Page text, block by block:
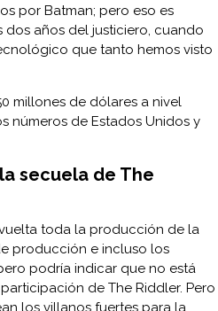
por Batman; pero eso es
dos años del justiciero, cuando
que tanto hemos visto
millones de dólares a nivel
números de Estados Unidos y
secuela de The
toda la producción de la
producción e incluso los
podría indicar que no está
de The Riddler. Pero
los villanos fuertes para la